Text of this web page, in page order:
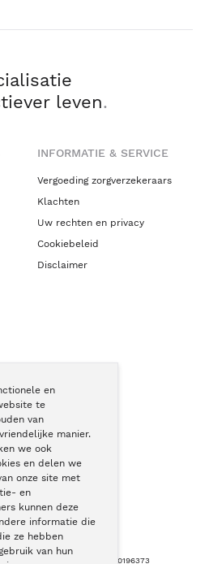
en
te
van
manier.
we ook
en delen we
onze site met
en
kunnen deze
informatie die
ze hebben
van hun
leven.
INFORMATIE & SERVICE
Vergoeding zorgverzekeraars
Klachten
Uw rechten en privacy
Cookiebeleid
Disclaimer
2026 KVK nummer: 30196373